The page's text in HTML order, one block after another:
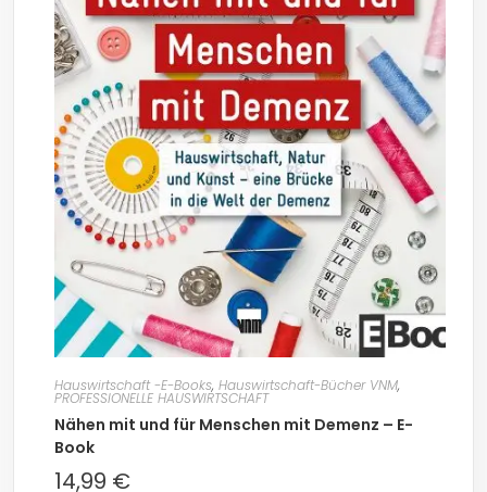
Hauswirtschaft -E-Books, Hauswirtschaft-Bücher VNM,
PROFESSIONELLE HAUSWIRTSCHAFT
Nähen mit und für Menschen mit Demenz – E-
Book
14,99 €